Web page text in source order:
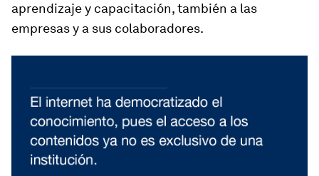
aprendizaje y capacitación, también a las
empresas y a sus colaboradores.